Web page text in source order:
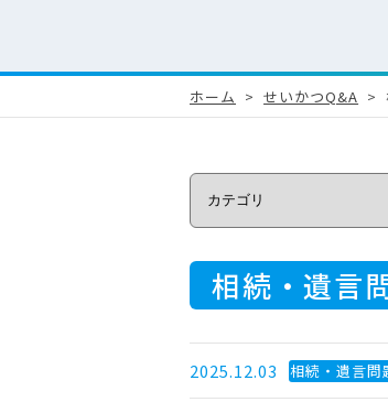
ホーム せいかつQ&A
相続・遺言
2025.12.03 相続・遺言問